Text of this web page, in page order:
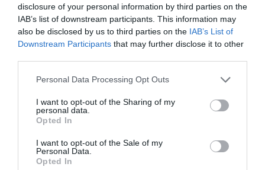
disclosure of your personal information by third parties on the
IAB’s list of downstream participants. This information may
also be disclosed by us to third parties on the IAB’s List of
Downstream Participants that may further disclose it to other
Please note that this website/app uses one or more Google
not limited to your visit or usage behaviour. You may click to
grant or deny consent to Google and its third-party tags to
use your data for below specified purposes in below Google
consent section.
Personal Data Processing Opt Outs
I want to opt-out of the Sharing of my
personal data.
Opted In
I want to opt-out of the Sale of my
Personal Data.
Opted In
Dr. Wedell-Neergaard elmondta:
első tanulmány, amely
kimutatta, hogy az
szerepe van az emberek
zsigeri zsírtömegének